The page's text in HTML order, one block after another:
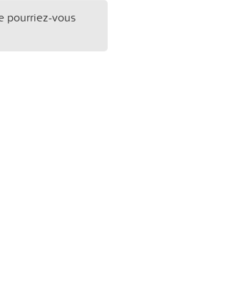
pourriez-vous